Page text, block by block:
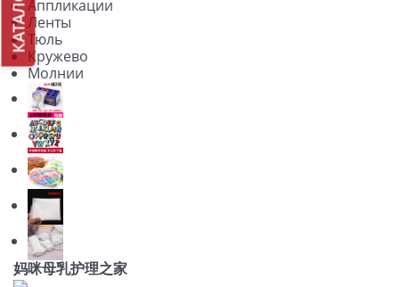
КАТАЛОГАппликации
Ленты
Тюль
Кружево
Молнии
妈咪母乳护理之家